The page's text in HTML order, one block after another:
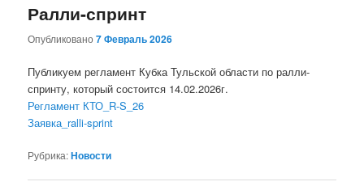
Ралли-спринт
Опубликовано7 Февраль 2026
Публикуем регламент Кубка Тульской области по ралли-
спринту, который состоится 14.02.2026г.
Регламент КТО_R-S_26
Заявка_ralli-sprint
Рубрика:Новости